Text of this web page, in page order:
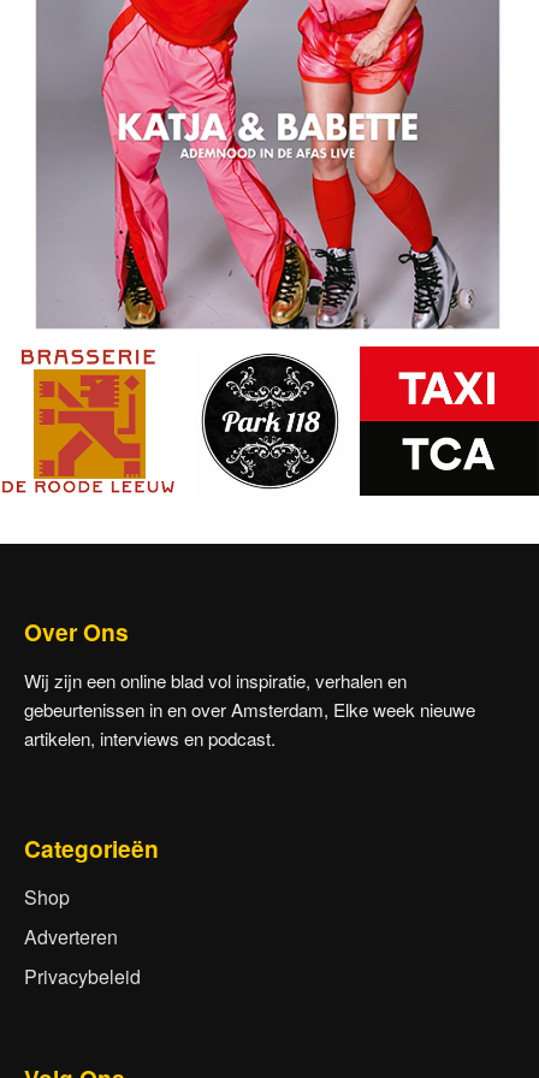
Over Ons
Wij zijn een online blad vol inspiratie, verhalen en
gebeurtenissen in en over Amsterdam, Elke week nieuwe
artikelen, interviews en podcast.
Categorieën
Shop
Adverteren
Privacybeleid